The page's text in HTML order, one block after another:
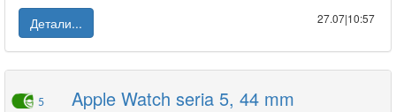
Детали...
27.07|10:57
5 Apple Watch seria 5, 44 mm